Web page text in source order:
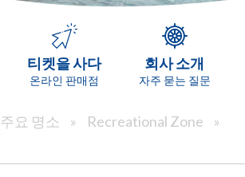
티켓을 사다
온라인 판매점
회사 소개
자주 묻는 질문
주요 명소 » Recreational Zone
»